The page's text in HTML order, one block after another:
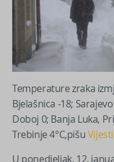
Temperature zraka
Bjelašnica -18;
Doboj 0; Banja Luka,
Trebinje 4°C,pišuVijesti
U ponedjeljak, 12.